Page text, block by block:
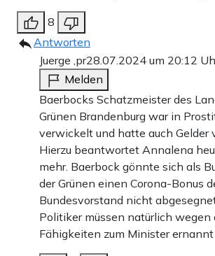
8
Antworten
Juerge ,pr28.07.2024 um 20:12
Melden
Baerbocks Schatzmeister des
Grünen Brandenburg war in
verwickelt und hatte auch Gelder
Hierzu beantwortet Annalena
mehr. Baerbock gönnte sich als
der Grünen einen Corona-Bonus
Bundesvorstand nicht
Politiker müssen natürlich wegen
Fähigkeiten zum Minister